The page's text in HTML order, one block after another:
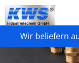
Wir beliefern